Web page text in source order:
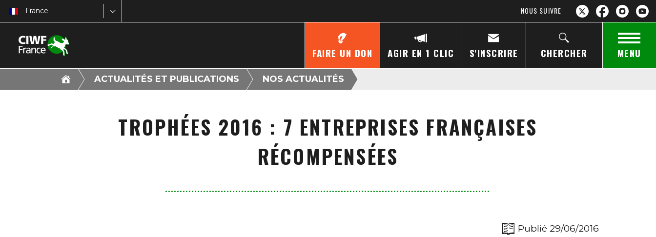
France NOUS SUIVRE
FAIRE UN DON AGIR EN 1 CLIC S'INSCRIRE CHERCHER MENU
ACTUALITÉS ET PUBLICATIONS NOS ACTUALITÉS
TROPHÉES 2016 : 7 ENTREPRISES FRANÇAISES
RÉCOMPENSÉES
Publié 29/06/2016